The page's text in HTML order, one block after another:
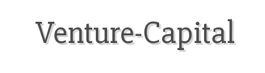
Venture-Capital